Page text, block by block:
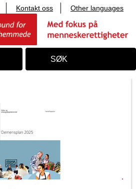
Kontakt oss Other languages
SØK